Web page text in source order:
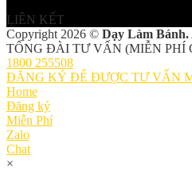
LIÊN KẾT
Copyright 2026 © Dạy Làm Bánh.
TỔNG ĐÀI TƯ VẤN (MIỄN PHÍ
1800 255508
ĐĂNG KÝ ĐỂ ĐƯỢC TƯ VẤN
Home
Đăng ký
Miễn Phí
Zalo
Chat
×